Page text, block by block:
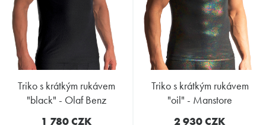
triko s krátkým rukávem
"black" - Olaf Benz
1 780 CZK
triko s krátkým rukávem
"oil" - Manstore
2 930 CZK